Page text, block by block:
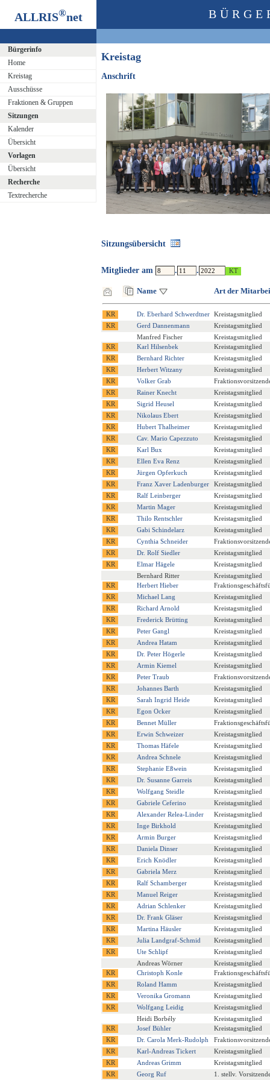
ALLRIS®net
Bürgerinfo
Home
Kreistag
Ausschüsse
Fraktionen & Gruppen
Sitzungen
Kalender
Übersicht
Vorlagen
Übersicht
Recherche
Textrecherche
Kreistag
Anschrift
Sitzungsübersicht
Mitglieder am . .
Name Art der
Dr. Eberhard Schwerdtner Kreistagsmitglied
Gerd Dannenmann
Kreistagsmitglied
Manfred Fischer
Kreistagsmitglied
Karl Hilsenbek
Kreistagsmitglied
Bernhard Richter
Kreistagsmitglied
Herbert Witzany
Kreistagsmitglied
Volker Grab
Rainer Knecht
Kreistagsmitglied
Sigrid Heusel
Kreistagsmitglied
Nikolaus Ebert
Kreistagsmitglied
Hubert Thalheimer
Kreistagsmitglied
Cav. Mario Capezzuto
Kreistagsmitglied
Karl Bux
Kreistagsmitglied
Ellen Eva Renz
Kreistagsmitglied
Jürgen Opferkuch
Kreistagsmitglied
Franz Xaver Ladenburger
Kreistagsmitglied
Ralf Leinberger
Kreistagsmitglied
Martin Mager
Kreistagsmitglied
Thilo Rentschler
Kreistagsmitglied
Gabi Schindelarz
Kreistagsmitglied
Cynthia Schneider
Dr. Rolf Siedler
Kreistagsmitglied
Elmar Hägele
Kreistagsmitglied
Bernhard Ritter
Kreistagsmitglied
Herbert Hieber
Michael Lang
Kreistagsmitglied
Richard Arnold
Kreistagsmitglied
Frederick Brütting
Kreistagsmitglied
Peter Gangl
Kreistagsmitglied
Andrea Hatam
Kreistagsmitglied
Dr. Peter Högerle
Kreistagsmitglied
Armin Kiemel
Kreistagsmitglied
Peter Traub
Johannes Barth
Kreistagsmitglied
Sarah Ingrid Heide
Kreistagsmitglied
Egon Ocker
Kreistagsmitglied
Bennet Müller
Erwin Schweizer
Kreistagsmitglied
Thomas Häfele
Kreistagsmitglied
Andrea Schnele
Kreistagsmitglied
Stephanie Eßwein
Kreistagsmitglied
Dr. Susanne Garreis
Kreistagsmitglied
Wolfgang Steidle
Kreistagsmitglied
Gabriele Ceferino
Kreistagsmitglied
Alexander Relea-Linder
Kreistagsmitglied
Inge Birkhold
Kreistagsmitglied
Armin Burger
Kreistagsmitglied
Daniela Dinser
Kreistagsmitglied
Erich Knödler
Kreistagsmitglied
Gabriela Merz
Kreistagsmitglied
Ralf Schamberger
Kreistagsmitglied
Manuel Reiger
Kreistagsmitglied
Adrian Schlenker
Kreistagsmitglied
Dr. Frank Gläser
Kreistagsmitglied
Martina Häusler
Kreistagsmitglied
Julia Landgraf-Schmid
Kreistagsmitglied
Ute Schlipf
Kreistagsmitglied
Andreas Wörner
Kreistagsmitglied
Christoph Konle
Roland Hamm
Kreistagsmitglied
Veronika Gromann
Kreistagsmitglied
Wolfgang Leidig
Kreistagsmitglied
Heidi Borbély
Kreistagsmitglied
Josef Bühler
Kreistagsmitglied
Dr. Carola Merk-Rudolph
Karl-Andreas Tickert
Kreistagsmitglied
Andreas Grimm
Kreistagsmitglied
Georg Ruf
1. stellv.